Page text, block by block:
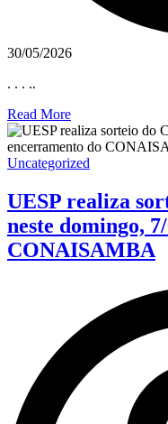
30/05/2026
. . . ..
Read More
Uncategorized
UESP realiza
neste domingo,
CONAISAMBA